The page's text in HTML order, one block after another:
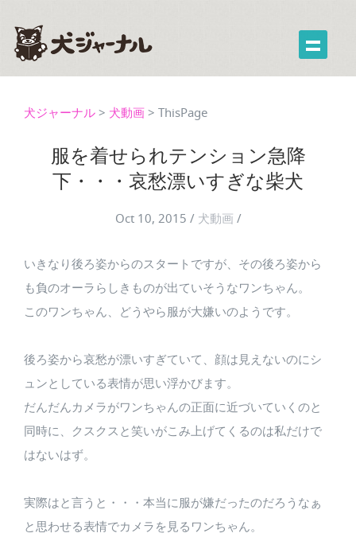
犬ジャーナル > 犬動画 > ThisPage
服を着せられテンション急降
下・・・哀愁漂いすぎな柴犬
Oct 10, 2015 / 犬動画 /
いきなり後ろ姿からのスタートですが、その後ろ姿から
も負のオーラらしきものが出ていそうなワンちゃん。
このワンちゃん、どうやら服が大嫌いのようです。
後ろ姿から哀愁が漂いすぎていて、顔は見えないのにシ
ュンとしている表情が思い浮かびます。
だんだんカメラがワンちゃんの正面に近づいていくのと
同時に、クスクスと笑いがこみ上げてくるのは私だけで
はないはず。
実際はと言うと・・・本当に服が嫌だったのだろうなぁ
と思わせる表情でカメラを見るワンちゃん。